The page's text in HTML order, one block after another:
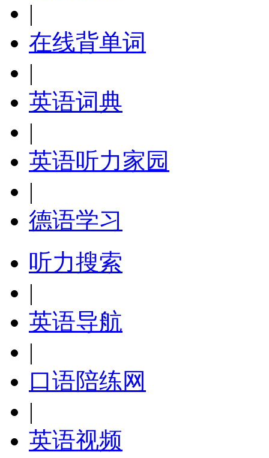
|
在线背单词
|
英语词典
|
英语听力家园
|
德语学习
听力搜索
|
英语导航
|
口语陪练网
|
英语视频